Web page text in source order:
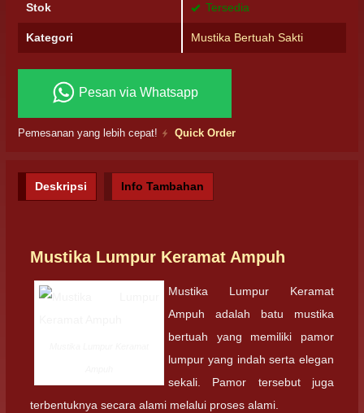
Stok Tersedia
Kategori Mustika Bertuah Sakti
Pesan via Whatsapp
Pemesanan yang lebih cepat! Quick Order
Deskripsi Info Tambahan
Mustika Lumpur Keramat Ampuh
Mustika Lumpur Keramat
Ampuh adalah batu mustika
bertuah yang memiliki pamor
lumpur yang indah serta elegan
sekali. Pamor tersebut juga
terbentuknya secara alami melalui proses alami.